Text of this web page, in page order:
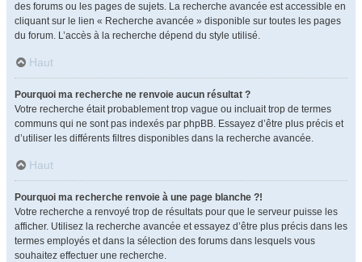
des forums ou les pages de sujets. La recherche avancée est accessible en
cliquant sur le lien « Recherche avancée » disponible sur toutes les pages
du forum. L’accès à la recherche dépend du style utilisé.
Haut
Pourquoi ma recherche ne renvoie aucun résultat ?
Votre recherche était probablement trop vague ou incluait trop de termes
communs qui ne sont pas indexés par phpBB. Essayez d’être plus précis et
d’utiliser les différents filtres disponibles dans la recherche avancée.
Haut
Pourquoi ma recherche renvoie à une page blanche ?!
Votre recherche a renvoyé trop de résultats pour que le serveur puisse les
afficher. Utilisez la recherche avancée et essayez d’être plus précis dans les
termes employés et dans la sélection des forums dans lesquels vous
souhaitez effectuer une recherche.